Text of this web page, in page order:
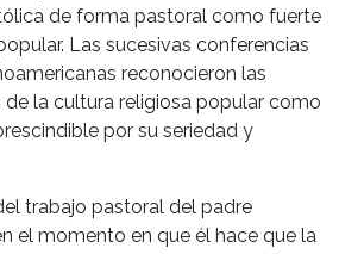
de forma pastoral como fuerte
Las sucesivas conferencias
reconocieron las
la cultura religiosa popular como
por su seriedad y
trabajo pastoral del padre
el momento en que él hace que la